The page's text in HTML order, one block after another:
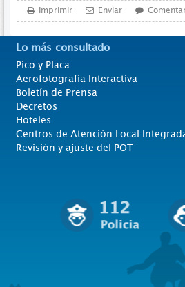
Imprimir Enviar
Lo más consultado
Pico y Placa
Aerofotografía Interactiva
Boletín de Prensa
Decretos
Hoteles
Centros de Atención Local
Revisión y ajuste del POT